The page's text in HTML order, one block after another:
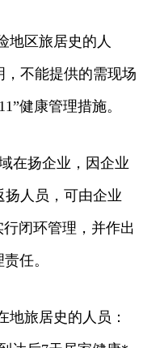
区旅居史的人
，不能提供的需现场
健康管理措施。
扬企业，因企业
人员，可由企业
闭环管理，并作出
任。
旅居史的人员：